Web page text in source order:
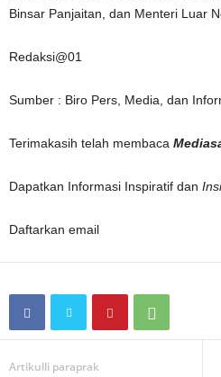
Binsar Panjaitan, dan Menteri Luar
Redaksi@01
Sumber : Biro Pers, Media, dan
Terimakasih telah membaca
Dapatkan Informasi Inspiratif dan
Daftarkan email
Artikulli paraprak